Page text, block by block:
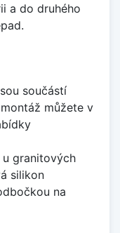
a do druhého
součástí
můžete v
u granitových
silikon
na